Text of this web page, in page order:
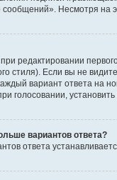
Несмотря на
редактировании
стиля). Если вы не
вариант ответа на
голосовании,
вариантов ответа?
ответа